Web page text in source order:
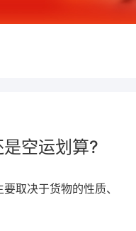
空运划算?
取决于货物的性质、